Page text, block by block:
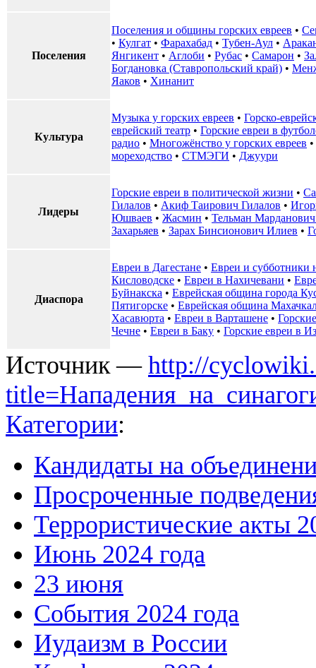
Поселения
Поселения и общины горских евреев •
• Кулгат • Фарахабад • Тубен-Аул •
Янгикент • Аглоби • Рубас • Самарон •
Богдановка (Ставропольский край) •
Яаков • Хинанит
Культура
Музыка у горских евреев • Горско-
еврейский театр • Горские евреи в
радио • Многожёнство у горских евреев •
мореходство • СТМЭГИ • Джуури
Лидеры
Горские евреи в политической жизни •
Гилалов • Акиф Таирович Гилалов •
Юшваев • Жасмин • Тельман
Захарьяев • Зарах Бинсионович Илиев •
Диаспора
Евреи в Дагестане • Евреи и субботники
Кисловодске • Евреи в Нахичевани •
Буйнакска • Еврейская община города
Пятигорске • Еврейская община
Хасавюрта • Евреи в Варташене •
Чечне • Евреи в Баку • Горские евреи в
Источник — http://
Категории:
Кандидаты на
Просроченные
Террористические акты
Июнь 2024 года
23 июня
События 2024 года
Иудаизм в России